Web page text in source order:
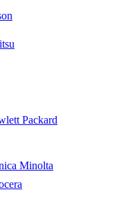
Packard
Minolta